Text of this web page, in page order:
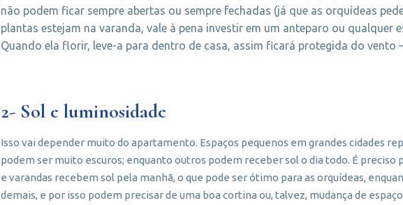
não podem ficar sempre abertas ou sempre fechadas (já que as orquídeas
plantas estejam na varanda, vale à pena investir em um anteparo ou qualquer
Quando ela florir, leve-a para dentro de casa, assim ficará protegida do vento
2- Sol e luminosidade
Isso vai depender muito do apartamento. Espaços pequenos em grandes cidades
podem ser muito escuros; enquanto outros podem receber sol o dia todo. É preciso
e varandas recebem sol pela manhã, o que pode ser ótimo para as orquídeas,
demais, e por isso podem precisar de uma boa cortina ou, talvez, mudança de